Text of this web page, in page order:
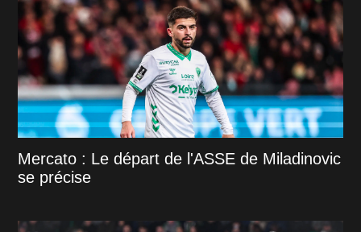
Mercato : Le départ de l'ASSE de Miladinovic
se précise